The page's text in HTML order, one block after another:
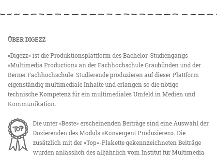
ÜBER DIGEZZ
«Digezz» ist die Produktionsplattform des Bachelor-Studiengangs
«Multimedia Production» an der Fachhochschule Graubünden und der
Berner Fachhochschule. Studierende produzieren auf dieser Plattform
eigenständig multimediale Inhalte und erlangen so die nötige
technische Kompetenz für ein multimediales Umfeld in Medien und
Kommunikation.
Die unter «Beste» erscheinenden Beiträge sind eine Auswahl der
Dozierenden des Moduls «Konvergent Produzieren». Die
zusätzlich mit der «Top»-Plakette gekennzeichneten Beiträge
wurden anlässlich des alljährlich vom Institut für Multimedia